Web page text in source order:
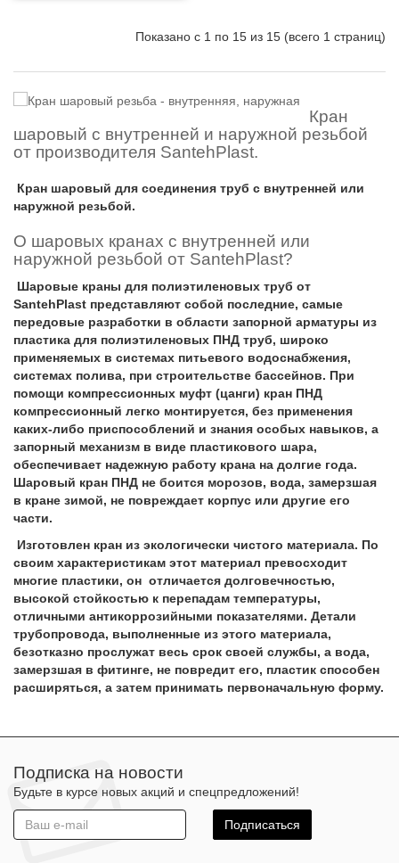
Показано с 1 по 15 из 15 (всего 1 страниц)
Кран
шаровый с внутренней и наружной резьбой
от производителя SantehPlast.
Кран шаровый для соединения труб с внутренней или
наружной резьбой.
О шаровых кранах с внутренней или
наружной резьбой от SantehPlast?
Шаровые краны для полиэтиленовых труб от
SantehPlast представляют собой последние, самые
передовые разработки в области запорной арматуры из
пластика для полиэтиленовых ПНД труб, широко
применяемых в системах питьевого водоснабжения,
системах полива, при строительстве бассейнов. При
помощи компрессионных муфт (цанги) кран ПНД
компрессионный легко монтируется, без применения
каких-либо приспособлений и знания особых навыков, а
запорный механизм в виде пластикового шара,
обеспечивает надежную работу крана на долгие года.
Шаровый кран ПНД не боится морозов, вода, замерзшая
в кране зимой, не повреждает корпус или другие его
части.
Изготовлен кран из экологически чистого материала. По
своим характеристикам этот материал превосходит
многие пластики, он отличается долговечностью,
высокой стойкостью к перепадам температуры,
отличными антикоррозийными показателями. Детали
трубопровода, выполненные из этого материала,
безотказно прослужат весь срок своей службы, а вода,
замерзшая в фитинге, не повредит его, пластик способен
расширяться, а затем принимать первоначальную форму.
Подписка на новости
Будьте в курсе новых акций и спецпредложений!
Подписаться